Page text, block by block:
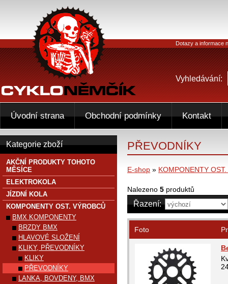
PŘEVODNÍKY
E-shop » KOMPONENTY
Nalezeno 5 produktů
Řazení:
Foto
Kategorie zboží
AKČNÍ PRODUKTY TOHOTO
MĚSÍCE
ELEKTROKOLA
JÍZDNÍ KOLA
KOMPONENTY OST. VÝROBCŮ
BMX KOMPONENTY
BRZDY BMX
HLAVOVÉ SLOŽENÍ
KLIKY, PŘEVODNÍKY
KLIKY
PŘEVODNÍKY
LANKA, BOVDENY, BMX
Dotazy a informace
Vyhledávání:
Úvodní strana Obchodní podmínky Kontakt